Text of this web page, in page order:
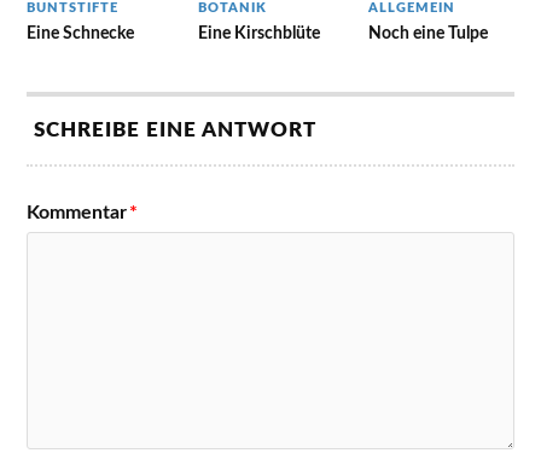
BUNTSTIFTE
Eine Schnecke
BOTANIK
Eine Kirschblüte
ALLGEMEIN
Noch eine Tulpe
SCHREIBE EINE ANTWORT
Kommentar*